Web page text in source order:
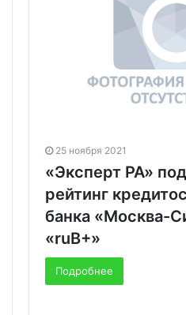
25 ноября 2021
«Эксперт РА»
рейтинг
банка «Москва-
«ruB+»
Подробнее